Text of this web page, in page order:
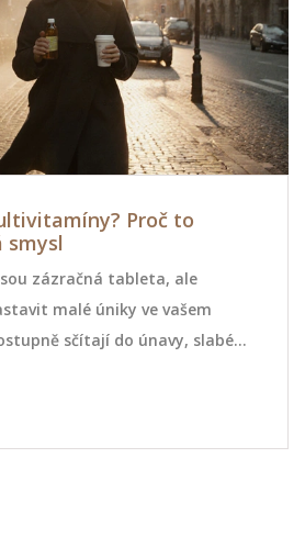
Proč to
smysl
zázračná tableta, ale
malé úniky ve vašem
sčítají do únavy, slabé